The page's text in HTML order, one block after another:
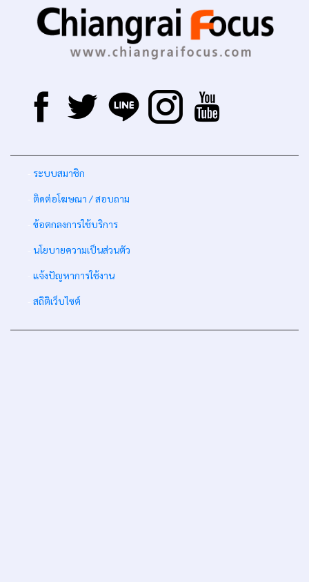
ระบบสมาชิก
ติดต่อโฆษณา / สอบถาม
ข้อตกลงการใช้บริการ
นโยบายความเป็นส่วนตัว
แจ้งปัญหาการใช้งาน
สถิติเว็บไซต์